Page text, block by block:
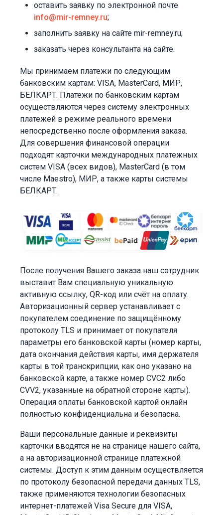
оставить заявку по электронной почте
info@mir-remney.ru;
заполнить заявку на сайте mir-remney.ru;
заказать через консультанта на сайте.
Мы принимаем платежи по следующим
банковским картам: VISA, MasterCard, МИР,
БЕЛКАРТ. Платежи по банковским картам
осуществляются через систему электронных
платежей в режиме реального времени
непосредственно после оформления заказа.
Для совершения финансовой операции
подходят карточки международных платежных
систем VISA (всех видов), MasterCard (в том
числе Maestro), МИР, а также карты системы
БЕЛКАРТ.
После получения Вашего заказа наш сотрудник
выставит Вам специальную уникальную
активную ссылку, QR-код или счёт на оплату.
Авторизационный сервер устанавливает с
покупателем соединение по защищённому
протоколу TLS и принимает от покупателя
параметры его банковской карты (номер карты,
дата окончания действия карты, имя держателя
карты в той транскрипции, как оно указано на
банковской карте, а также номер CVC2 либо
CVV2, указанные на обратной стороне карты).
Операция оплаты банковской картой онлайн
полностью конфиденциальна и безопасна.
Ваши персональные данные и реквизиты
карточки вводятся не на странице нашего сайта,
а на авторизационной странице платежной
системы. Доступ к этим данным осуществляется
по протоколу безопасной передачи данных TLS,
также применяются технологии безопасных
интернет-платежей Visa Secure для VISA,